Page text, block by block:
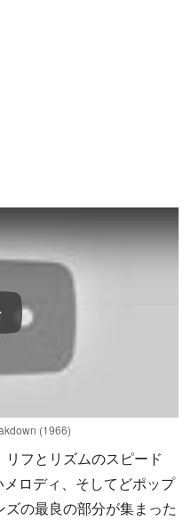
(1966)
フとリズムのスピード
ロディ、そしてどポップ
の最良の部分が集まった